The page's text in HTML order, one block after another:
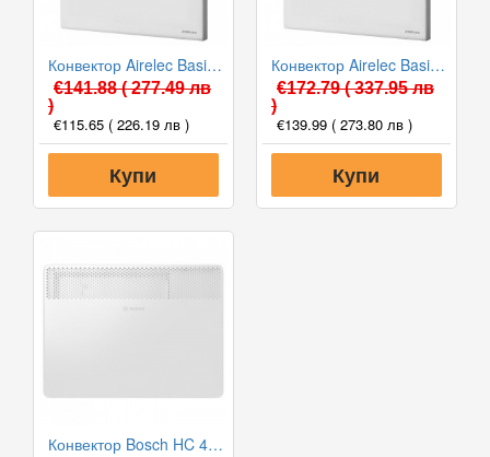
Конвектор Airelec Basic Pro 1500W, Електронен термостат
€141.88( 277.49 лв
)
€115.65 ( 226.19 лв )
Купи
Конвектор Airelec Basic Pro 2500W, Електронен термостат
€172.79( 337.95 лв
)
€139.99 ( 273.80 лв )
Купи
Конвектор Bosch HC 4000-15, 1500W, Електронен програмируем термостат